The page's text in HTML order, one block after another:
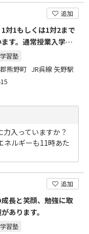
追加
対1もしくは1対2まで
す。通常授業入学随
学習塾
熊野町 JR呉線 矢野駅
入っていますか？
ネルギーも11時あた
追加
長と笑顔、勉強に取
あります。
学習塾